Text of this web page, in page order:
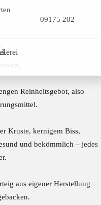
09175 202
Reinheitsgebot, also
Kruste, kernigem Biss,
und bekömmlich – jedes
aus eigener Herstellung